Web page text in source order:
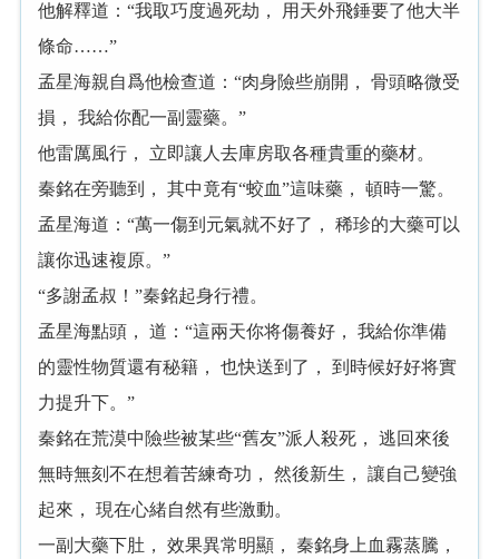
他解釋道：“我取巧度過死劫， 用天外飛錘要了他大半
條命……”
孟星海親自爲他檢查道：“肉身險些崩開， 骨頭略微受
損， 我給你配一副靈藥。”
他雷厲風行， 立即讓人去庫房取各種貴重的藥材。
秦銘在旁聽到， 其中竟有“蛟血”這味藥， 頓時一驚。
孟星海道：“萬一傷到元氣就不好了， 稀珍的大藥可以
讓你迅速複原。”
“多謝孟叔！”秦銘起身行禮。
孟星海點頭， 道：“這兩天你将傷養好， 我給你準備
的靈性物質還有秘籍， 也快送到了， 到時候好好将實
力提升下。”
秦銘在荒漠中險些被某些“舊友”派人殺死， 逃回來後
無時無刻不在想着苦練奇功， 然後新生， 讓自己變強
起來， 現在心緒自然有些激動。
一副大藥下肚， 效果異常明顯， 秦銘身上血霧蒸騰，